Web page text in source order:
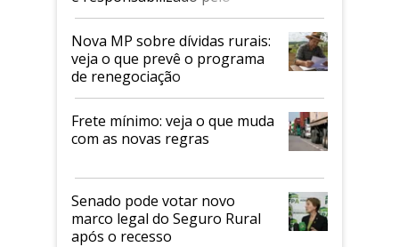
tarifaço dos EUA
Nova MP sobre dívidas rurais:
veja o que prevê o programa
de renegociação
Frete mínimo: veja o que muda
com as novas regras
Senado pode votar novo
marco legal do Seguro Rural
após o recesso